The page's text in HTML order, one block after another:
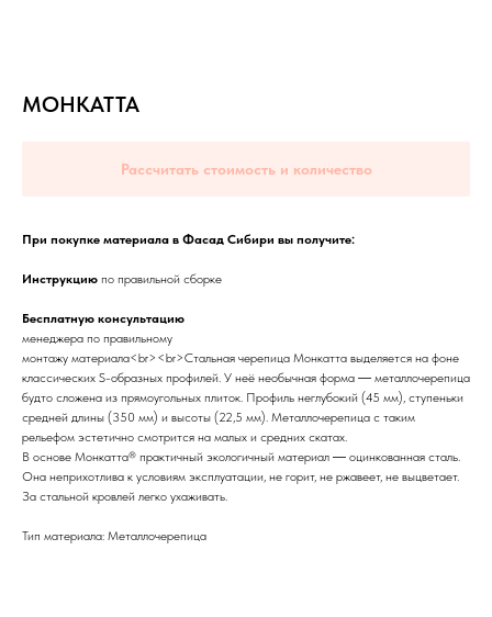
МОНКАТТА
Рассчитать стоимость и количество
При покупке материала в Фасад Сибири вы получите:
Инструкцию по правильной сборке
Бесплатную консультацию
менеджера по правильному
монтажу материала<br><br>Стальная черепица Монкатта выделяется на фоне
классических S-образных профилей. У неё необычная форма ― металлочерепица
будто сложена из прямоугольных плиток. Профиль неглубокий (45 мм), ступеньки
средней длины (350 мм) и высоты (22,5 мм). Металлочерепица с таким
рельефом эстетично смотрится на малых и средних скатах.
В основе Монкатта® практичный экологичный материал ― оцинкованная сталь.
Она неприхотлива к условиям эксплуатации, не горит, не ржавеет, не выцветает.
За стальной кровлей легко ухаживать.
Тип материала: Металлочерепица